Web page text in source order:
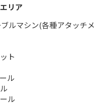
リア
ルマシン(各種アタッチメ
ト
ル
ル